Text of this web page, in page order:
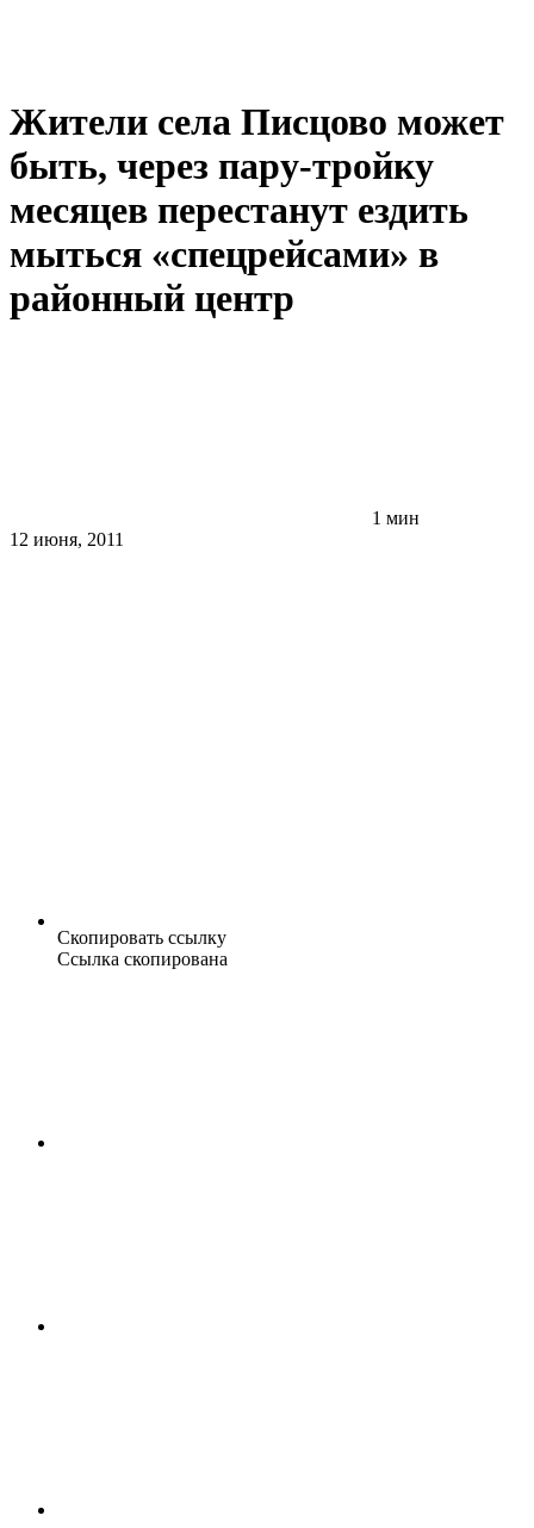
Жители села Писцово может
быть, через пару-тройку
месяцев перестанут ездить
мыться «спецрейсами» в
районный центр
1 мин
12 июня, 2011
Скопировать ссылку
Ссылка скопирована